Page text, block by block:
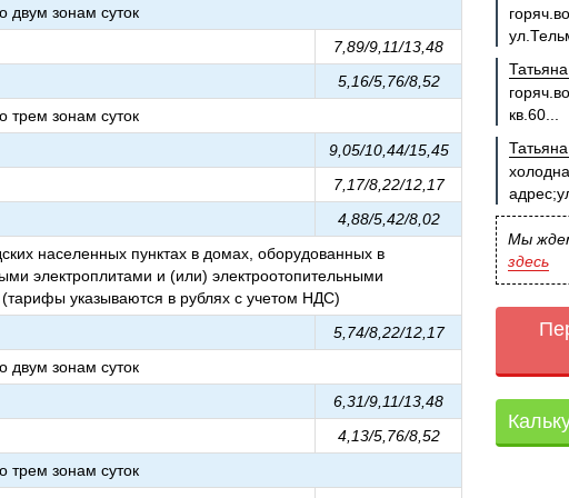
зонам суток
7,89/9,11/13,48
5,16/5,76/8,52
зонам суток
9,05/10,44/15,45
7,17/8,22/12,17
4,88/5,42/8,02
населенных пунктах в домах, оборудованных в
электроплитами и (или) электроотопительными
указываются в рублях с учетом НДС)
5,74/8,22/12,17
зонам суток
6,31/9,11/13,48
4,13/5,76/8,52
зонам суток
кв.60...
Мы
здесь